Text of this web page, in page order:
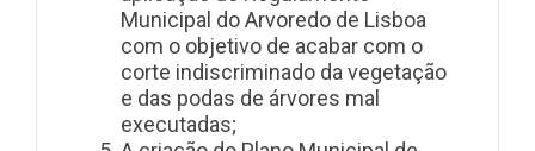
Municipal do Arvoredo de Lisboa
com o objetivo de acabar com o
corte indiscriminado da vegetação
e das podas de árvores mal
executadas;